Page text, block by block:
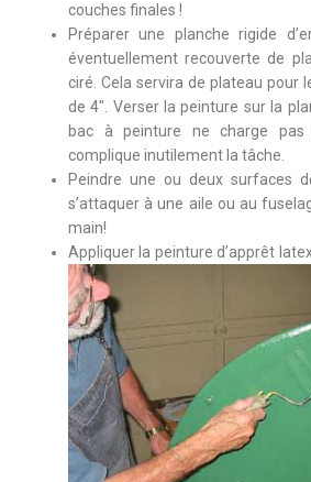
couches finales !
Préparer une planche rigide
éventuellement recouverte de
ciré. Cela servira de plateau pour
de 4″. Verser la peinture sur la
bac à peinture ne charge
complique inutilement la tâche.
Peindre une ou deux surfaces
s’attaquer à une aile ou au
main!
Appliquer la peinture d’apprêt